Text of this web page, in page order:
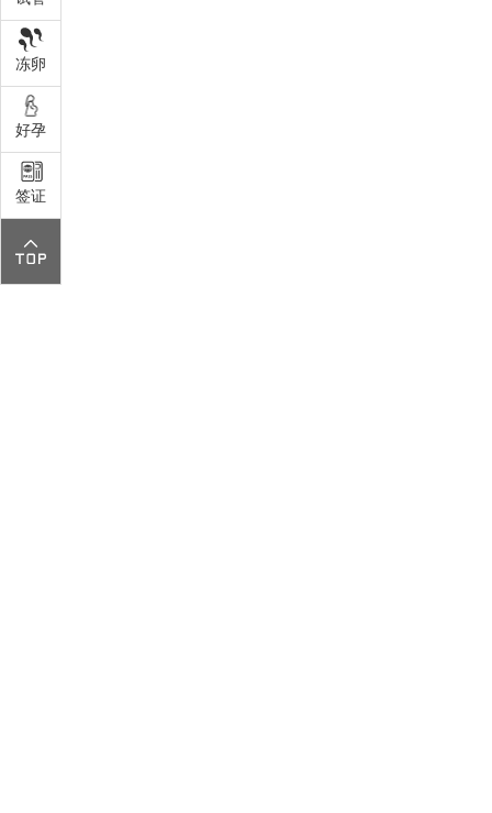
冻卵
好孕
签证